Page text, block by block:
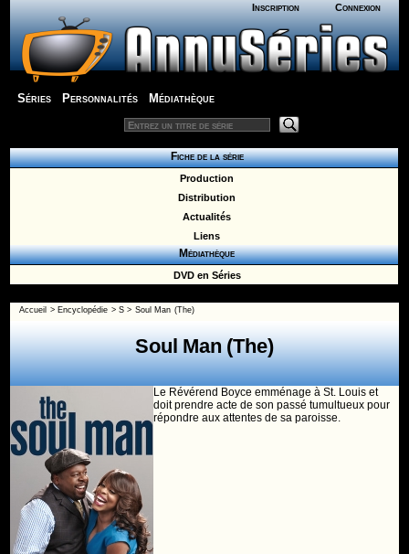
Inscription Connexion
Séries Personnalités Médiathèque
Fiche de la série
Production
Distribution
Actualités
Liens
Médiathèque
DVD en Séries
Accueil > Encyclopédie >S > Soul Man (The)
Soul Man (The)
Le Révérend Boyce emménage à St. Louis et
doit prendre acte de son passé tumultueux pour
répondre aux attentes de sa paroisse.